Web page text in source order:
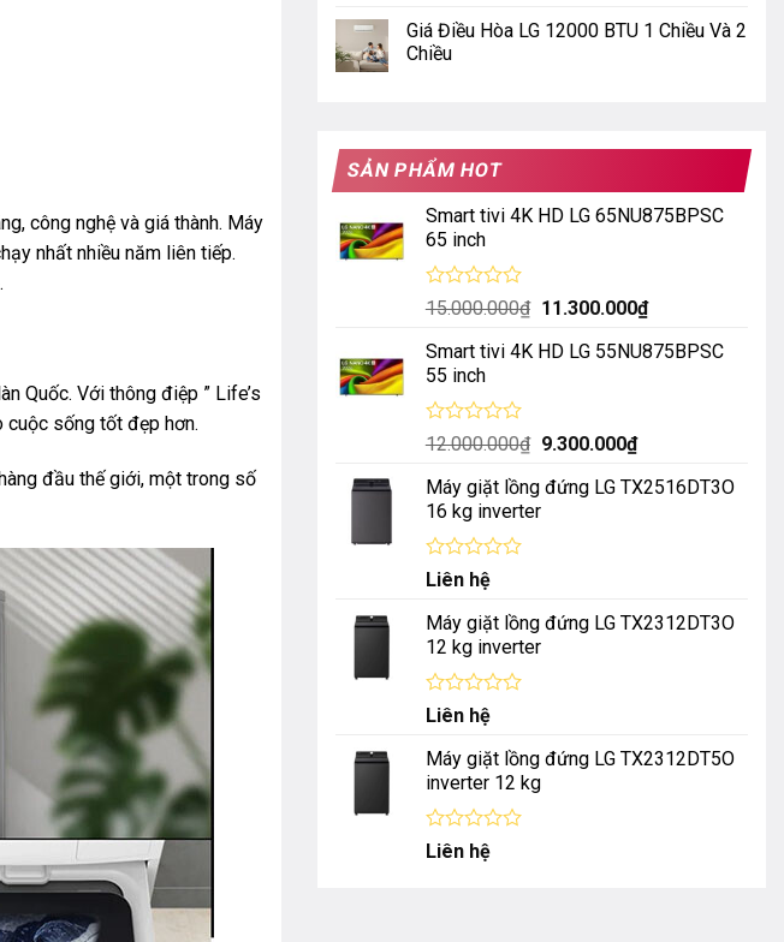
công nghệ và giá thành. Máy
nhất nhiều năm liên tiếp.
Quốc. Với thông điệp ” Life’s
cuộc sống tốt đẹp hơn.
đầu thế giới, một trong số
Giá Điều Hòa LG 12000 BTU 1 Chiều Và 2
Chiều
SẢN PHẨM HOT
Smart tivi 4K HD LG 65NU875BPSC
65 inch
Được
hạng
0
5
sao
15.000.000₫ Giá
là:
11.300.000₫Giá
tại
Smart tivi 4K HD LG 55NU875BPSC
55 inch
Được
hạng
0
5
sao
12.000.000₫ Giá
là:
9.300.000₫Giá
tại
Máy giặt lồng đứng LG TX2516DT3O
16 kg inverter
Được
hạng
0
5
sao
Liên hệ
Máy giặt lồng đứng LG TX2312DT3O
12 kg inverter
Được
hạng
0
5
sao
Liên hệ
Máy giặt lồng đứng LG TX2312DT5O
inverter 12 kg
Được
Liên hệ